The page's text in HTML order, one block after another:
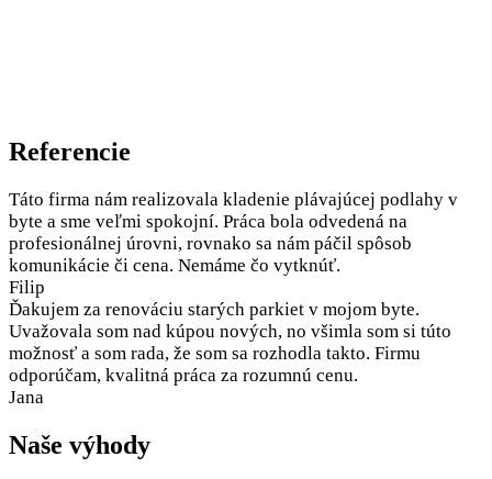
Referencie
Táto firma nám realizovala kladenie plávajúcej podlahy v
byte a sme veľmi spokojní. Práca bola odvedená na
profesionálnej úrovni, rovnako sa nám páčil spôsob
komunikácie či cena. Nemáme čo vytknúť.
Filip
Ďakujem za renováciu starých parkiet v mojom byte.
Uvažovala som nad kúpou nových, no všimla som si túto
možnosť a som rada, že som sa rozhodla takto. Firmu
odporúčam, kvalitná práca za rozumnú cenu.
Jana
Naše výhody